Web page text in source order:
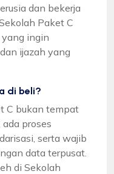
dan bekerja
Paket C
yang ingin
ijazah yang
di beli?
C bukan tempat
proses
serta wajib
data terpusat.
di Sekolah